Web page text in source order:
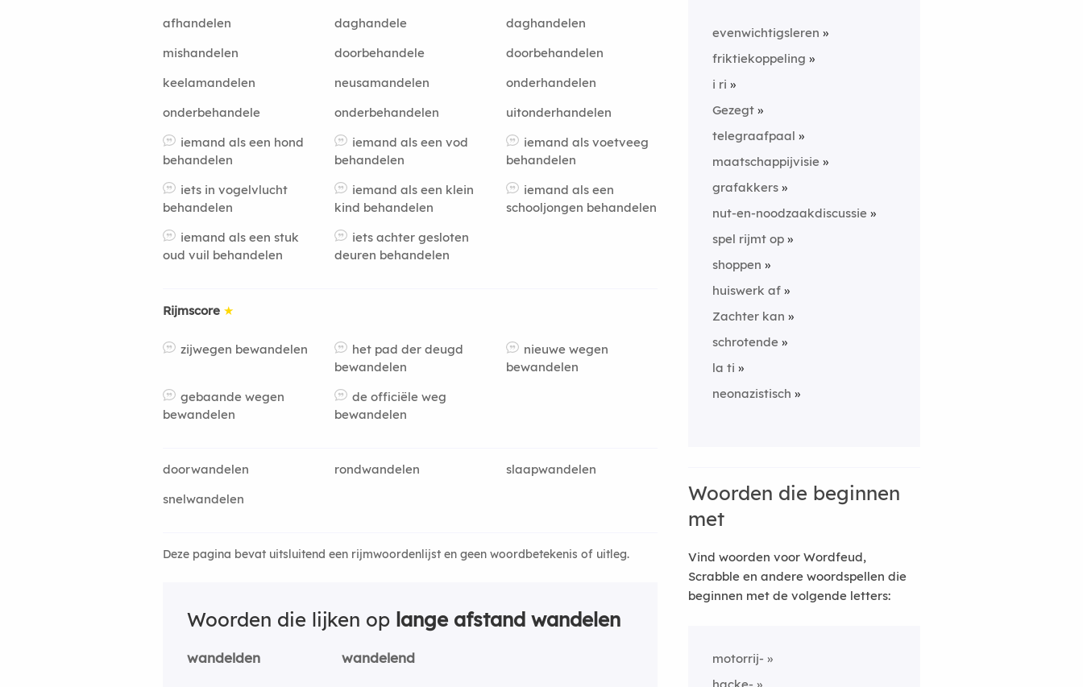
afhandelen daghandele
daghandelen
mishandelen
doorbehandele
doorbehandelen
keelamandelen
neusamandelen
onderhandelen
onderbehandele
onderbehandelen
uitonderhandelen
iemand als een hond
behandelen
iemand als een vod
behandelen
iemand als voetveeg
behandelen
iets in vogelvlucht
behandelen
iemand als een klein
kind behandelen
iemand als een
schooljongen behandelen
iemand als een stuk
oud vuil behandelen
iets achter gesloten
deuren behandelen
Rijmscore ★
zijwegen bewandelen
het pad der deugd
bewandelen
nieuwe wegen
bewandelen
gebaande wegen
bewandelen
de officiële weg
bewandelen
doorwandelen rondwandelen
slaapwandelen
snelwandelen
Deze pagina bevat uitsluitend een rijmwoordenlijst en geen woordbetekenis of uitleg.
Woorden die lijken op lange afstand wandelen
wandelden wandelend
evenwichtigsleren
friktiekoppeling
i ri
Gezegt
telegraafpaal
maatschappijvisie
grafakkers
nut-en-noodzaakdiscussie
spel rijmt op
shoppen
huiswerk af
Zachter kan
schrotende
la ti
neonazistisch
Woorden die beginnen
met
Vind woorden voor Wordfeud,
Scrabble en andere woordspellen die
beginnen met de volgende letters:
motorrij-